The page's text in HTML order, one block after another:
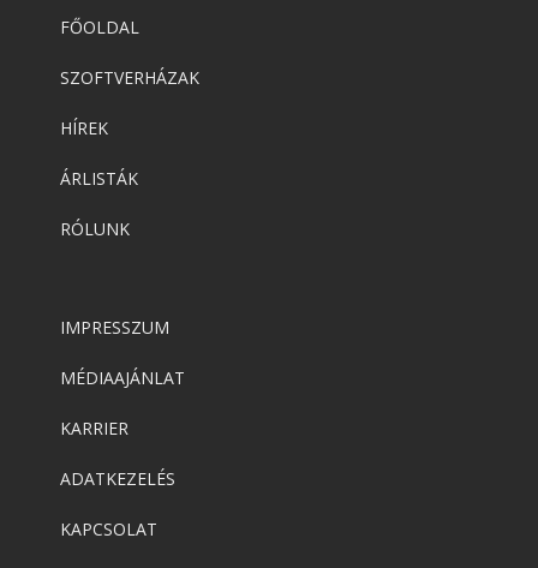
FŐOLDAL
SZOFTVERHÁZAK
HÍREK
ÁRLISTÁK
RÓLUNK
IMPRESSZUM
MÉDIAAJÁNLAT
KARRIER
ADATKEZELÉS
KAPCSOLAT